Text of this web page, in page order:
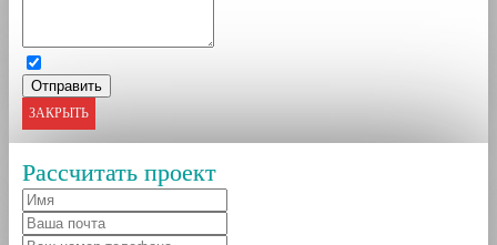
ЗАКРЫТЬ
Рассчитать проект